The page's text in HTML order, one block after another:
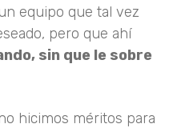
equipo que tal vez
pero que ahí
sin que le sobre
hicimos méritos para